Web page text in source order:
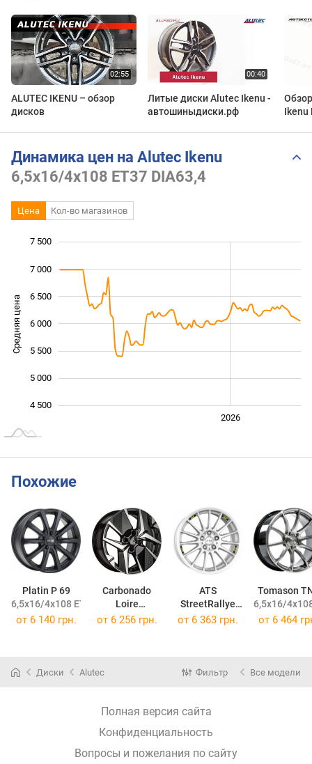
ALUTEC IKENU – обзор
дисков
Литые диски Alutec Ikenu -
автошиныдиски.рф
Ikenu
Динамика цен на Alutec Ikenu
6,5x16/4x108 ET37 DIA63,4
Цена Кол-во магазинов
Средняя цена 4 500
4 500
5 000
5 500
6 000
6 500
7 000
7 500
2026
Похожие
Platin P 69
6,5x16/4x108 ET32 DIA65,1
Carbonado
Loire
6,5x16/4x108 ET32 DIA65,1
ATS
StreetRallye
6,5x16/4x108 ET40 DIA63,3
Tomason
6,5x16/
от 6 140 грн. от 6 256 грн. от 6 363 грн. от 6 464
Диски Alutec Фильтр Все модели
Полная версия сайта
Конфиденциальность
Вопросы и пожелания по сайту